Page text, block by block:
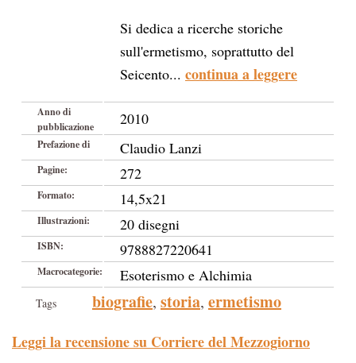
Si dedica a ricerche storiche
sull'ermetismo, soprattutto del
Seicento... continua a leggere
Anno di
pubblicazione
2010
Prefazione di Claudio Lanzi
Pagine: 272
Formato: 14,5x21
Illustrazioni: 20 disegni
ISBN: 9788827220641
Macrocategorie: Esoterismo e Alchimia
Tags biografie, storia, ermetismo
Leggi la recensione su Corriere del Mezzogiorno